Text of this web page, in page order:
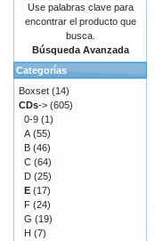
Use palabras clave para
encontrar el producto que
busca.
Búsqueda Avanzada
Categorías
Boxset (14)
CDs-> (605)
0-9 (1)
A (55)
B (46)
C (64)
D (25)
E (17)
F (24)
G (19)
H (7)